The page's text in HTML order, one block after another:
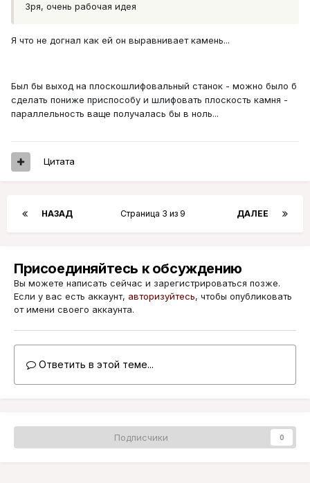
Зря, очень рабочая идея
Я что не догнал как ей он выравнивает камень...
Был бы выход на плоскошлифовальный станок - можно было б
сделать пониже приспособу и шлифовать плоскость камня -
параллельность ваще получалась бы в ноль...
Цитата
НАЗАД ДАЛЕЕ
Страница 3 из 9
Присоединяйтесь к обсуждению
Вы можете написать сейчас и зарегистрироваться позже.
Если у вас есть аккаунт, авторизуйтесь, чтобы опубликовать
от имени своего аккаунта.
Ответить в этой теме...
Подписчики 0